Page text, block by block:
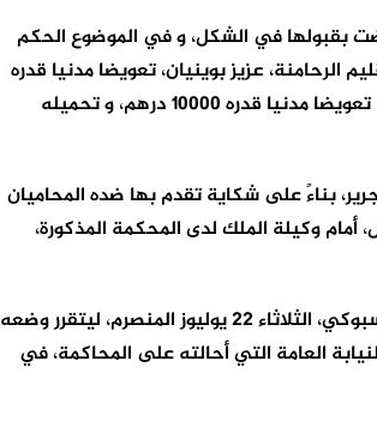
بقبولها في الشكل، و في الموضوع الحكم
الرحامنة، عزيز بوينيان، تعويضا مدنيا قدره
15000 درهم، و بأدائه لفائدة باشا مدينة ابن جرير، رشيد الصادقي، تعويضا مدنيا قدره 10000 درهم، و تحميله
بناءً على شكاية تقدم بها ضده المحاميان
وكيلة الملك لدى المحكمة المذكورة،
وقد تم فتح بحث تمهيدي استمعت خلاله الشرطة القضائية للفيسبوكي، الثلاثاء 22 يوليوز المنصرم، ليتقرر وضعه
العامة التي أحالته على المحاكمة، في